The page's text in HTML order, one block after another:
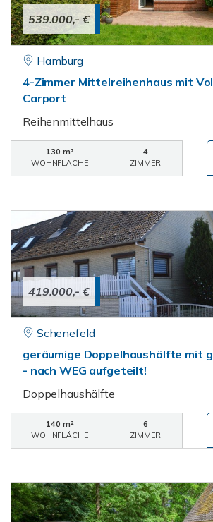
539.000,- €
Hamburg
4-Zimmer Mittelreihenhaus mit
Carport
Reihenmittelhaus
130 m²
WOHNFLÄCHE
4
ZIMMER
419.000,- €
Schenefeld
geräumige Doppelhaushälfte mit
- nach WEG aufgeteilt!
Doppelhaushälfte
140 m²
WOHNFLÄCHE
6
ZIMMER